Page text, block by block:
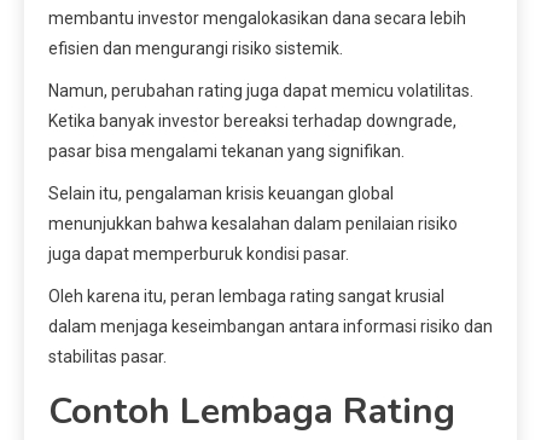
membantu investor mengalokasikan dana secara lebih
efisien dan mengurangi risiko sistemik.
Namun, perubahan rating juga dapat memicu volatilitas.
Ketika banyak investor bereaksi terhadap downgrade,
pasar bisa mengalami tekanan yang signifikan.
Selain itu, pengalaman krisis keuangan global
menunjukkan bahwa kesalahan dalam penilaian risiko
juga dapat memperburuk kondisi pasar.
Oleh karena itu, peran lembaga rating sangat krusial
dalam menjaga keseimbangan antara informasi risiko dan
stabilitas pasar.
Contoh Lembaga Rating